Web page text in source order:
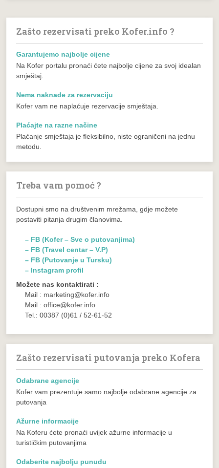
Zašto rezervisati preko Kofer.info ?
Garantujemo najbolje cijene
Na Kofer portalu pronaći ćete najbolje cijene za svoj idealan
smještaj.
Nema naknade za rezervaciju
Kofer vam ne naplaćuje rezervacije smještaja.
Plaćajte na razne načine
Plaćanje smještaja je fleksibilno, niste ograničeni na jednu
metodu.
Treba vam pomoć ?
Dostupni smo na društvenim mrežama, gdje možete
postaviti pitanja drugim članovima.
– FB (Kofer – Sve o putovanjima)
– FB (Travel centar – V.P)
– FB (Putovanje u Tursku)
– Instagram profil
Možete nas kontaktirati :
Mail : marketing@kofer.info
Mail : office@kofer.info
Tel.: 00387 (0)61 / 52-61-52
Zašto rezervisati putovanja preko Kofera
Odabrane agencije
Kofer vam prezentuje samo najbolje odabrane agencije za
putovanja
Ažurne informacije
Na Koferu ćete pronaći uvijek ažurne informacije u
turističkim putovanjima
Odaberite najbolju punudu